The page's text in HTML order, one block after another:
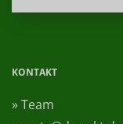
KONTAKT
» Team